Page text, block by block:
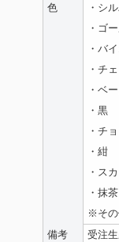
色
・シ
・ゴ
・バ
・チ
・ベ
・黒
・チ
・紺
・ス
・抹茶
※その
備考
受注